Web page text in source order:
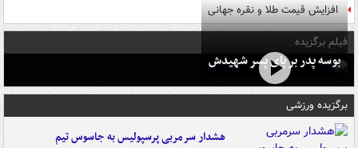
افزایش قیمت طلا و نقره جهانی
فیلم برگزیده
بوسه‌ پدر بر پای پسر شهیدش
برگزیده ورزشی
هشدار سرمربی پرسپولیس به جاسوس تیم